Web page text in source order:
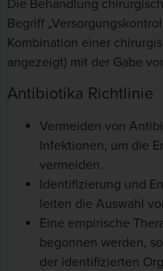
Die Behandlung
Begriff
Kombination einer
angezeigt) mit der Gabe
Antibiotika Richtlinie
Vermeiden von
Infektionen, um die
vermeiden.
Identifizierung und
leiten die Auswahl
Eine empirische
begonnen werden,
der identifizierten